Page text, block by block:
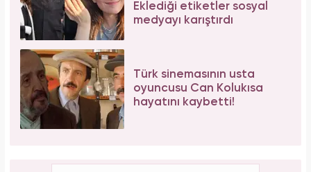
Eklediği etiketler sosyal
medyayı karıştırdı
Türk sinemasının usta
oyuncusu Can Kolukısa
hayatını kaybetti!